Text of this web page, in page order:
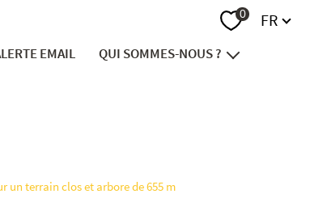
0 Langue
FR
EMAIL QUI SOMMES-NOUS ?
un terrain clos et arbore de 655 m